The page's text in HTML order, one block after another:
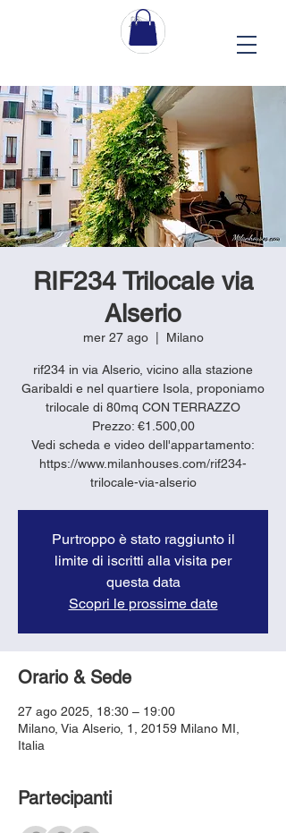
RIF234 Trilocale via
Alserio
mer 27 ago
  |
Milano
rif234 in via Alserio, vicino alla stazione
Garibaldi e nel quartiere Isola, proponiamo
trilocale di 80mq CON TERRAZZO
Prezzo: €1.500,00
Vedi scheda e video dell'appartamento:
https://www.milanhouses.com/rif234-
trilocale-via-alserio
Purtroppo è stato raggiunto il
limite di iscritti alla visita per
questa data
Scopri le prossime date
Orario & Sede
27 ago 2025, 18:30 – 19:00
Milano, Via Alserio, 1, 20159 Milano MI,
Italia
Partecipanti